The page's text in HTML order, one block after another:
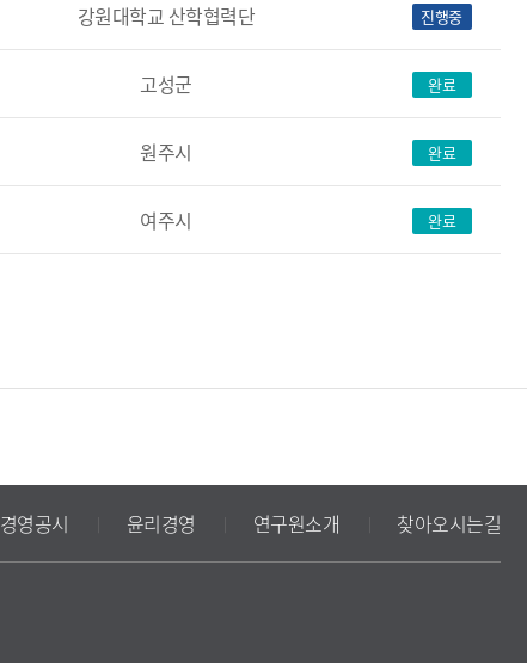
강원대학교 산학협력단 진행중
고성군 완료
원주시 완료
여주시 완료
경영공시 윤리경영 연구원소개 찾아오시는길